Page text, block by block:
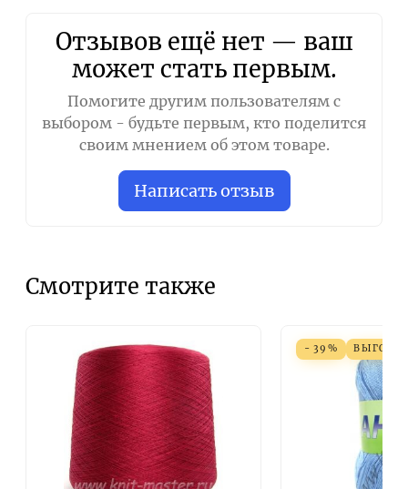
Отзывов ещё нет — ваш
может стать первым.
Помогите другим пользователям с
выбором - будьте первым, кто поделится
своим мнением об этом товаре.
Написать отзыв
Смотрите также
- 39% ВЫГОДА